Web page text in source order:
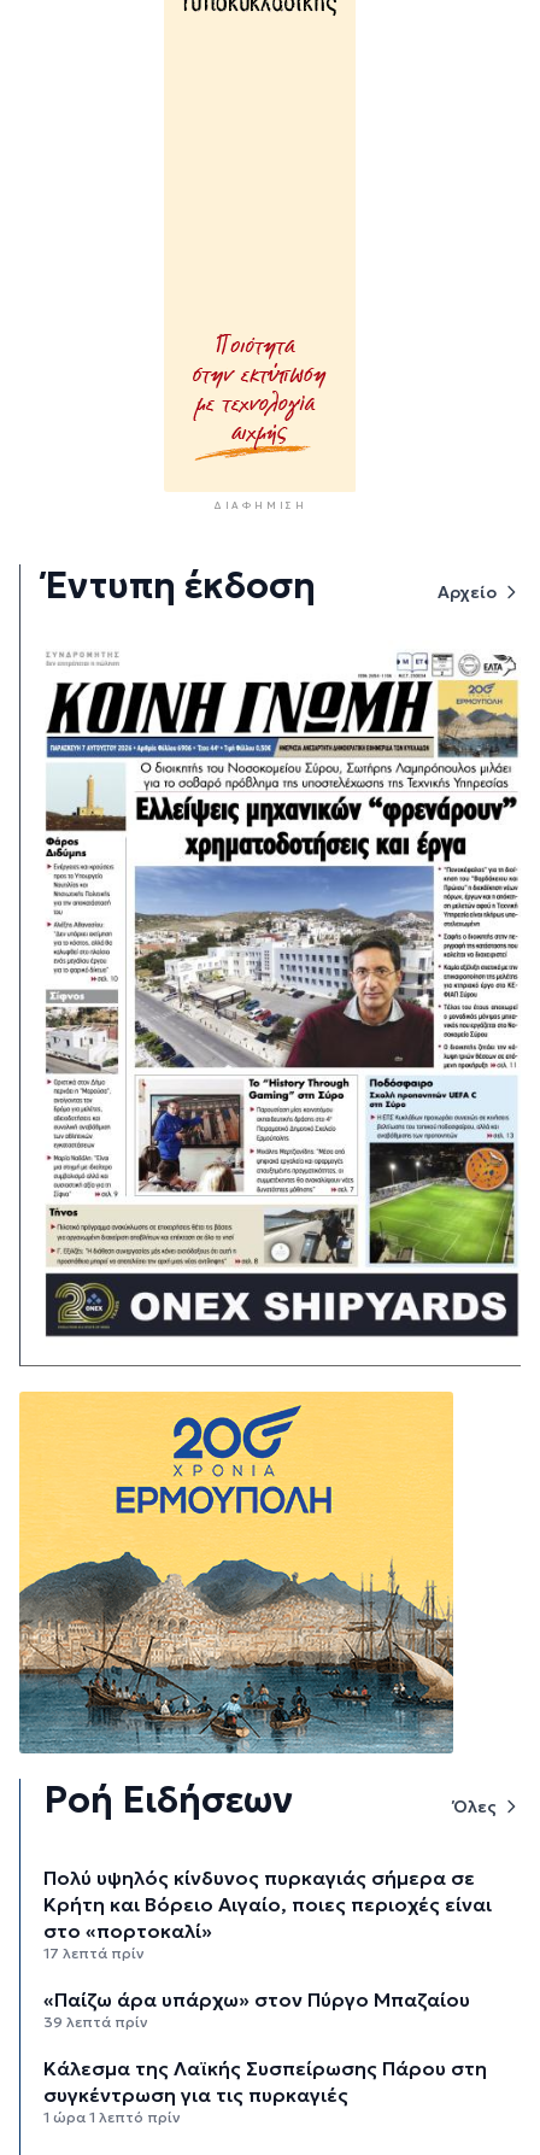
ΔΙΑΦΉΜΙΣΗ
Έντυπη έκδοση Αρχείο
Ροή Ειδήσεων Όλες
Πολύ υψηλός κίνδυνος πυρκαγιάς σήμερα σε
Κρήτη και Βόρειο Αιγαίο, ποιες περιοχές είναι
στο «πορτοκαλί»
17 λεπτά πρίν
«Παίζω άρα υπάρχω» στον Πύργο Μπαζαίου
39 λεπτά πρίν
Κάλεσμα της Λαϊκής Συσπείρωσης Πάρου στη
συγκέντρωση για τις πυρκαγιές
1 ώρα 1 λεπτό πρίν